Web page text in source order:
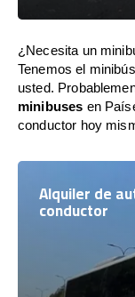
¿Necesita un
Tenemos el
usted.
minibuses en
conductor hoy
Alquiler de
conductor